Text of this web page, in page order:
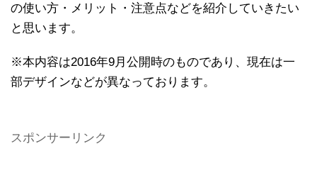
の使い方・メリット・注意点などを紹介していきたい
と思います。
※本内容は2016年9月公開時のものであり、現在は一
部デザインなどが異なっております。
スポンサーリンク